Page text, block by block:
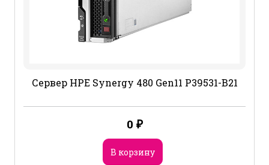
Сервер HPE Synergy 480 Gen11 P39531-B21
0 ₽
В корзину